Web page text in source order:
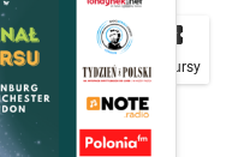
Mapa
local_play
Konkursy